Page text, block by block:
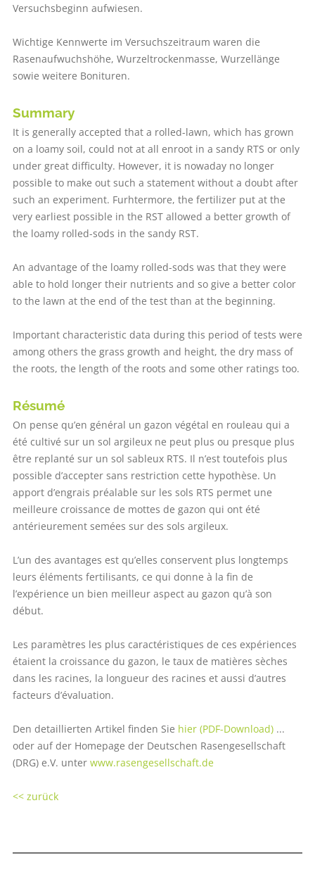
Versuchsbeginn aufwiesen.
Wichtige Kennwerte im Versuchszeitraum waren die
Rasenaufwuchshöhe, Wurzeltrockenmasse, Wurzellänge
sowie weitere Bonituren.
Summary
It is generally accepted that a rolled-lawn, which has grown
on a loamy soil, could not at all enroot in a sandy RTS or only
under great difficulty. However, it is nowaday no longer
possible to make out such a statement without a doubt after
such an experiment. Furhter­more, the fertilizer put at the
very earliest possible in the RST allowed a better growth of
the loamy rolled-sods in the sandy RST.
An advantage of the loamy rolled-sods was that they were
able to hold longer their nutrients and so give a better color
to the lawn at the end of the test than at the beginning.
Important characteristic data during this period of tests were
among others the grass growth and height, the dry mass of
the roots, the length of the roots and some other ratings too.
Résumé
On pense qu’en général un gazon végétal en rouleau qui a
été cultivé sur un sol argileux ne peut plus ou presque plus
être replanté sur un sol sableux RTS. Il n’est toutefois plus
possible d’accepter sans restriction cette hypothèse. Un
apport d’engrais préalable sur les sols RTS permet une
meilleure croissance de mottes de gazon qui ont été
antérieurement semées sur des sols argileux.
L’un des avantages est qu’elles conservent plus longtemps
leurs éléments fertilisants, ce qui donne à la fin de
l’expérience un bien meilleur aspect au gazon qu’à son
début.
Les paramètres les plus caractéristiques de ces expériences
étaient la croissance du gazon, le taux de matières sèches
dans les racines, la longueur des racines et aussi d’autres
facteurs d’évaluation.
Den detaillierten Artikel finden Sie hier (PDF-Download)...
oder auf der Homepage der Deutschen Rasengesellschaft
(DRG) e.V. unter www.rasengesellschaft.de
<< zurück